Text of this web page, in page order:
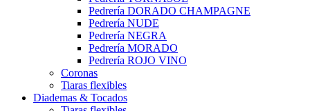
Pedrería DORADO CHAMPAGNE
Pedrería NUDE
Pedrería NEGRA
Pedrería MORADO
Pedrería ROJO VINO
Coronas
Tiaras flexibles
Diademas & Tocados